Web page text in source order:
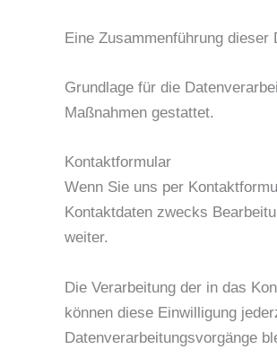
Eine Zusammenführung dieser
Grundlage für die
Maßnahmen gestattet.
Kontaktformular
Wenn Sie uns per
Kontaktdaten zwecks
weiter.
Die Verarbeitung der in das
können diese Einwilligung
Datenverarbeitungsvorgänge